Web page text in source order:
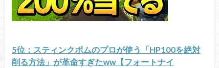
5位：スティンクボムのプロが使う「HP100を絶対
削る方法」が革命すぎたww【フォートナイ